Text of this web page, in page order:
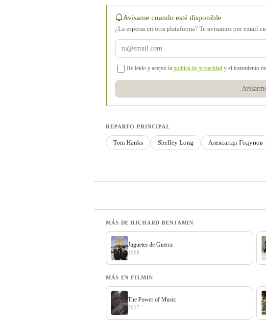
Avísame cuando esté disponible
¿La esperas en otra plataforma? Te avisamos por email
He leído y acepto la política de privacidad y el tratamiento
REPARTO PRINCIPAL
Tom Hanks Shelley Long Александр Годунов
MÁS DE RICHARD BENJAMIN
Juguetes de Guerra
1998
MÁS EN FILMIN
The Power of Music
2017